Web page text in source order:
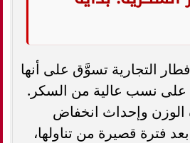
التجارية تسوَّق على أنها
على نسب عالية من السكر.
الوزن وإحداث انخفاض
فترة قصيرة من تناولها،